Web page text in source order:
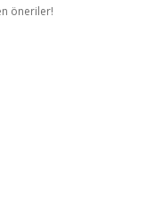
öneriler!